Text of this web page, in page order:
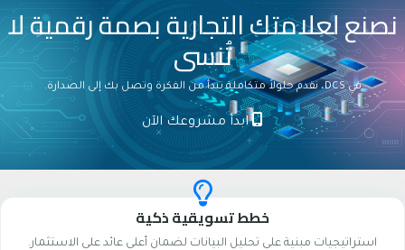
نصنع لعلامتك التجارية بصمة رقمية لا
تُنسى
في DCS، نقدم حلولاً متكاملة تبدأ من الفكرة وتصل بك إلى الصدارة.
ابدأ مشروعك الآن
خطط تسويقية ذكية
استراتيجيات مبنية على تحليل البيانات لضمان أعلى عائد على الاستثمار.